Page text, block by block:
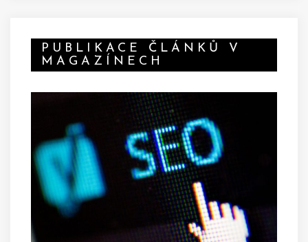
PUBLIKACE ČLÁNKŮ V
MAGAZÍNECH